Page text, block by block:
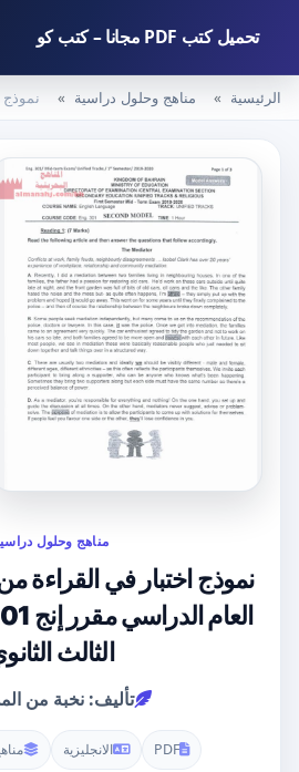
تحميل كتب PDF مجانا – كتب كو
الرئيسية مناهج وحلول دراسية نموذج اختبار في
مناهج وحلول
نموذج اختبار في القراءة
الثالث
تأليف: نخبة من
PDF الانجليزية